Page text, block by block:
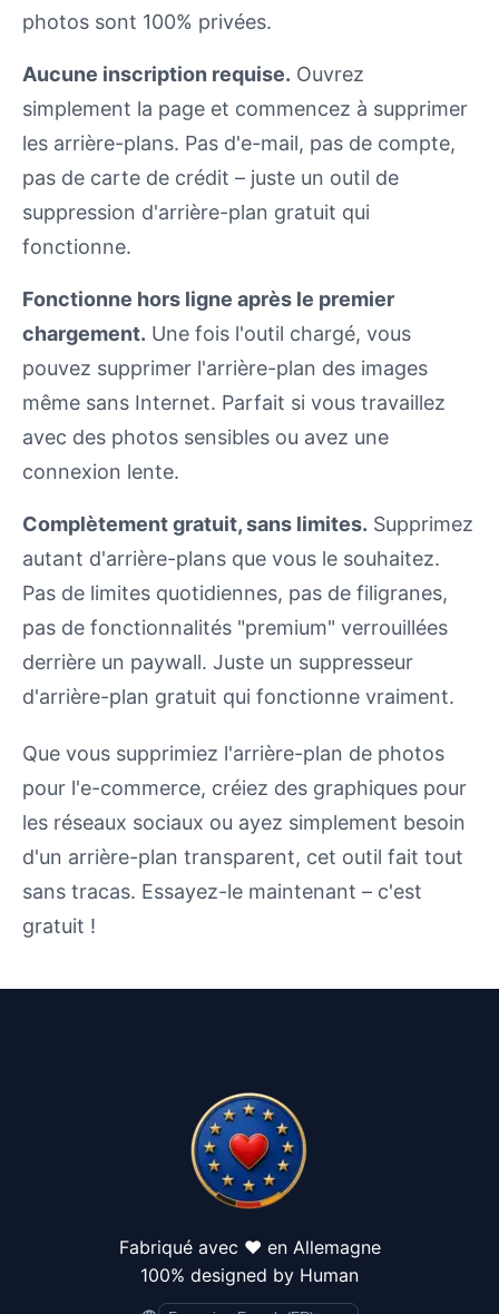
photos sont 100% privées.
Aucune inscription requise. Ouvrez
simplement la page et commencez à supprimer
les arrière-plans. Pas d'e-mail, pas de compte,
pas de carte de crédit – juste un outil de
suppression d'arrière-plan gratuit qui
fonctionne.
Fonctionne hors ligne après le premier
chargement. Une fois l'outil chargé, vous
pouvez supprimer l'arrière-plan des images
même sans Internet. Parfait si vous travaillez
avec des photos sensibles ou avez une
connexion lente.
Complètement gratuit, sans limites. Supprimez
autant d'arrière-plans que vous le souhaitez.
Pas de limites quotidiennes, pas de filigranes,
pas de fonctionnalités "premium" verrouillées
derrière un paywall. Juste un suppresseur
d'arrière-plan gratuit qui fonctionne vraiment.
Que vous supprimiez l'arrière-plan de photos
pour l'e-commerce, créiez des graphiques pour
les réseaux sociaux ou ayez simplement besoin
d'un arrière-plan transparent, cet outil fait tout
sans tracas. Essayez-le maintenant – c'est
gratuit !
Fabriqué avec ❤️ en Allemagne
100% designed by Human